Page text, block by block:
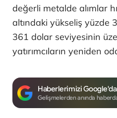
değerli metalde alımlar
altındaki yükseliş yüzde
361 dolar seviyesinin
yatırımcıların yeniden
Haberlerimizi Google'da
Gelişmelerden anında